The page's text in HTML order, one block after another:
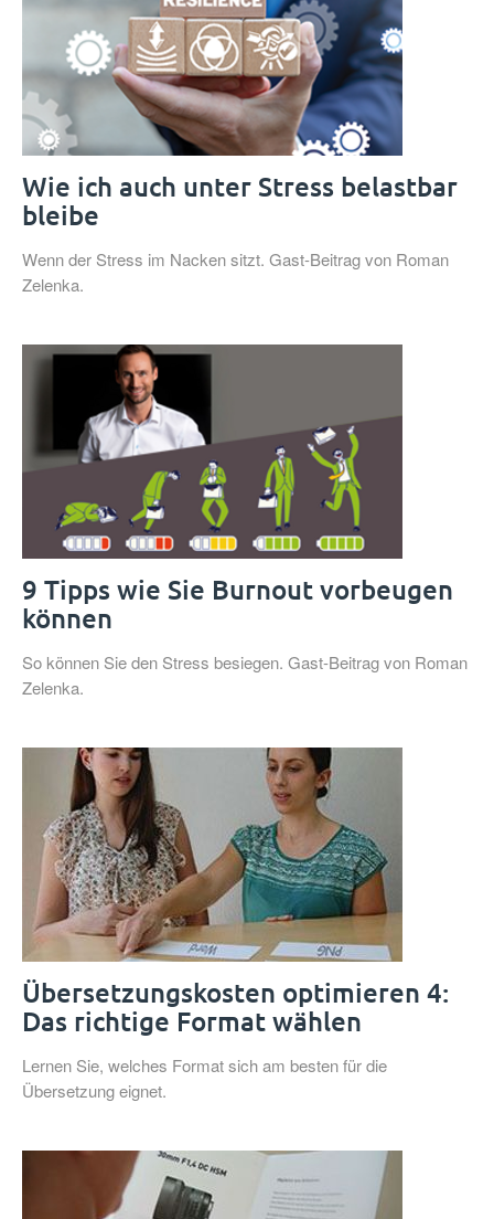
Wie ich auch unter Stress belastbar
bleibe
Wenn der Stress im Nacken sitzt. Gast-Beitrag von Roman
Zelenka.
9 Tipps wie Sie Burnout vorbeugen
können
So können Sie den Stress besiegen. Gast-Beitrag von Roman
Zelenka.
Übersetzungskosten optimieren 4:
Das richtige Format wählen
Lernen Sie, welches Format sich am besten für die
Übersetzung eignet.